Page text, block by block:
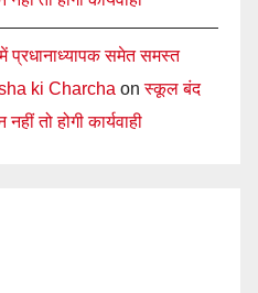
प्रधानाध्यापक समेत समस्त
ki Charcha onस्कूल बंद
तो होगी कार्यवाही